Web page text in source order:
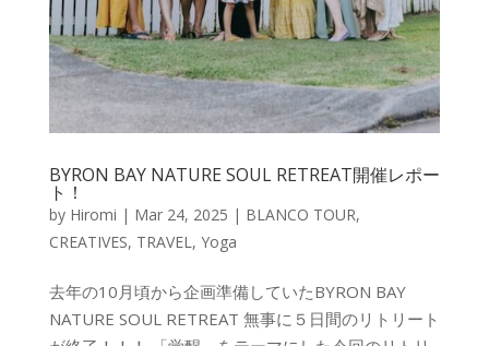
BYRON BAY NATURE SOUL RETREAT開催レポー
ト！
by Hiromi | Mar 24, 2025 | BLANCO TOUR,
CREATIVES, TRAVEL , Yoga
去年の10月頃から企画準備していたBYRON BAY
NATURE SOUL RETREAT 無事に５日間のリトリート